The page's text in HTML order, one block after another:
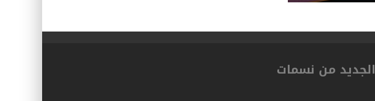
الجديد من نسمات